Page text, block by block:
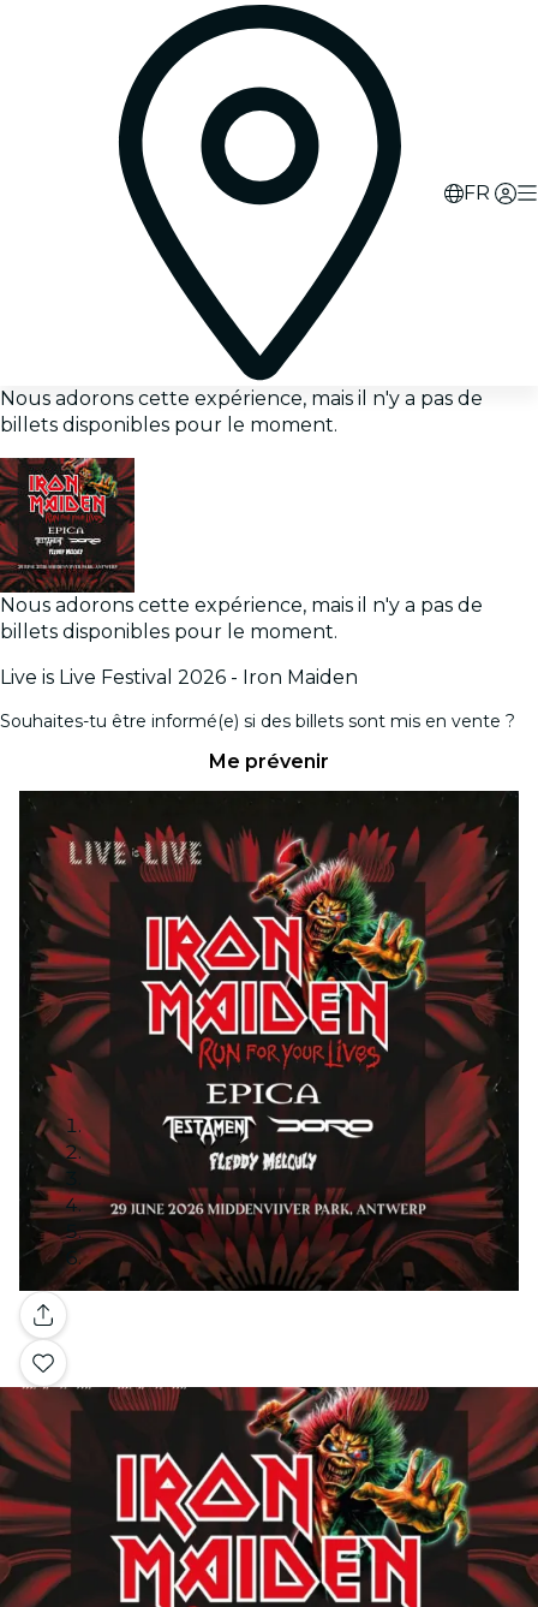
FR
Nous adorons cette expérience, mais il n'y a pas de
billets disponibles pour le moment.
Nous adorons cette expérience, mais il n'y a pas de
billets disponibles pour le moment.
Live is Live Festival 2026 - Iron Maiden
Souhaites-tu être informé(e) si des billets sont mis en vente ?
Me prévenir
Galerie